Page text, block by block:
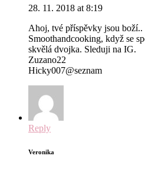
28. 11. 2018 at 8:19
Ahoj, tvé příspěvky jsou boží..
Smoothandcooking, když se
skvělá dvojka. Sleduji na IG.
Zuzano22
Hicky007@seznam
Reply
Veronika